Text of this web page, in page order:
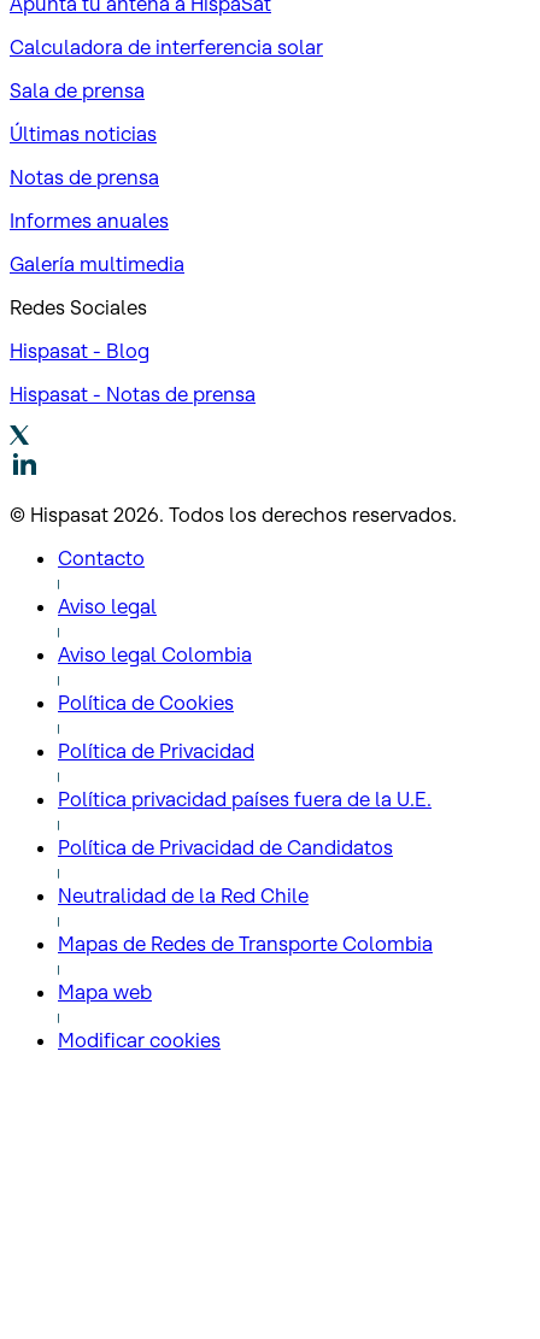
Calculadora de interferencia solar
Sala de prensa
Últimas noticias
Notas de prensa
Informes anuales
Galería multimedia
Redes Sociales
Hispasat - Blog
Hispasat - Notas de prensa
© Hispasat 2026. Todos los derechos reservados.
Contacto
Aviso legal
Aviso legal Colombia
Política de Cookies
Política de Privacidad
Política privacidad países fuera de la U.E.
Política de Privacidad de Candidatos
Neutralidad de la Red Chile
Mapas de Redes de Transporte Colombia
Mapa web
Modificar cookies